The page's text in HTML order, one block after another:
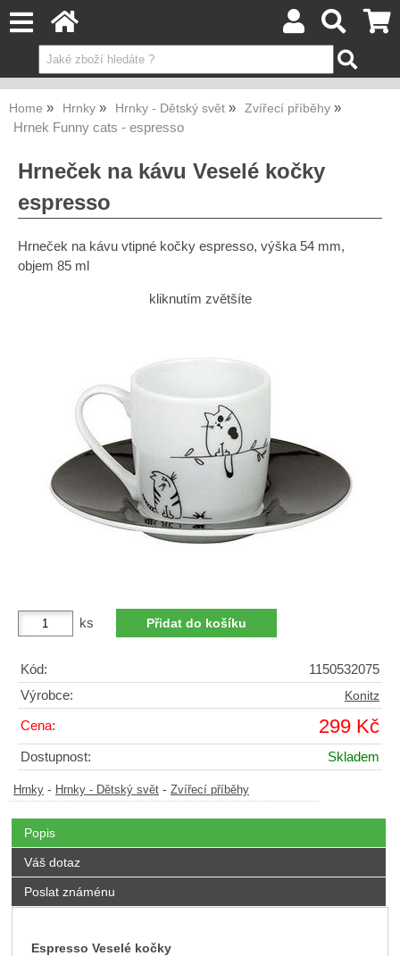
Home Hrnky Hrnky - Dětský svět Zvířecí příběhy
Hrnek Funny cats - espresso
Hrneček na kávu Veselé kočky
espresso
Hrneček na kávu vtipné kočky espresso, výška 54 mm,
objem 85 ml
kliknutím zvětšíte
ks
Kód:
1150532075
Výrobce:
Konitz
Cena: 299 Kč
Dostupnost: Skladem
Hrnky - Hrnky - Dětský svět - Zvířecí příběhy
Popis
Váš dotaz
Poslat známénu
Espresso Veselé kočky